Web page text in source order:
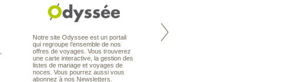
Notre site Odyssee est un portail
qui regroupe l’ensemble de nos
offres de voyages. Vous trouverez
une carte interactive, la gestion des
listes de mariage et voyages de
noces. Vous pourrez aussi vous
abonnez à nos Newsletters.
Nouvelle-Zélande à la carte
organise votre séjour en Nouvelle-